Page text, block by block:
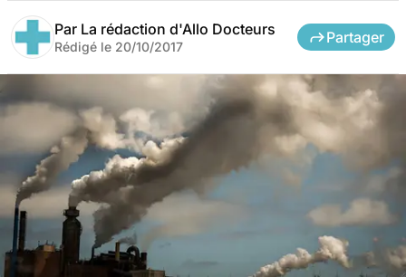
Par La rédaction d'Allo Docteurs
Rédigé le 20/10/2017
Partager